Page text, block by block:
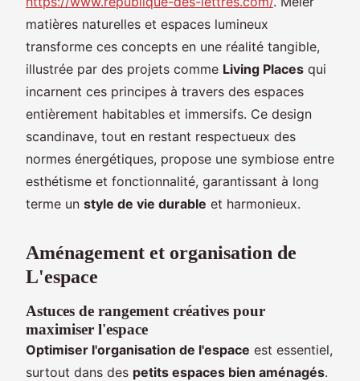
matières naturelles et espaces lumineux
transforme ces concepts en une réalité tangible,
illustrée par des projets comme Living Places qui
incarnent ces principes à travers des espaces
entièrement habitables et immersifs. Ce design
scandinave, tout en restant respectueux des
normes énergétiques, propose une symbiose entre
esthétisme et fonctionnalité, garantissant à long
terme un style de vie durable et harmonieux.
Aménagement et organisation de
L'espace
Astuces de rangement créatives pour
maximiser l'espace
Optimiser l'organisation de l'espace est essentiel,
surtout dans des petits espaces bien aménagés.